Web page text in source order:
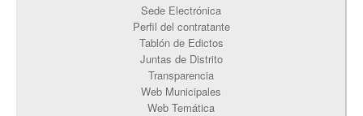
Sede Electrónica
Perfil del contratante
Tablón de Edictos
Juntas de Distrito
Transparencia
Web Municipales
Web Temática